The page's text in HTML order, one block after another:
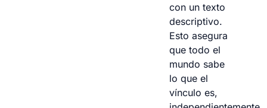
con un texto
descriptivo.
Esto asegura
que todo el
mundo sabe
lo que el
vínculo es,